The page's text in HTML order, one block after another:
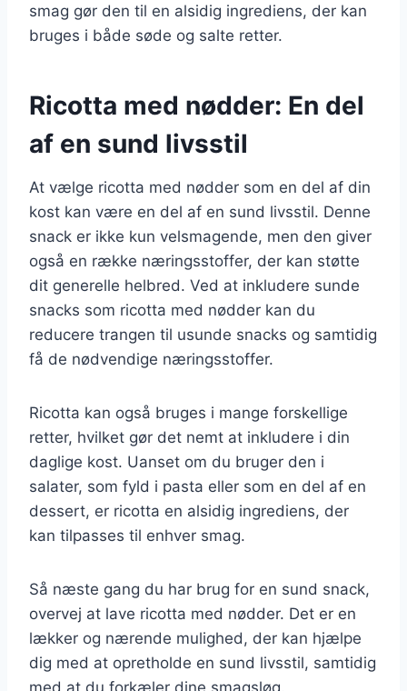
smag gør den til en alsidig ingrediens, der kan
bruges i både søde og salte retter.
Ricotta med nødder: En del
af en sund livsstil
At vælge ricotta med nødder som en del af din
kost kan være en del af en sund livsstil. Denne
snack er ikke kun velsmagende, men den giver
også en række næringsstoffer, der kan støtte
dit generelle helbred. Ved at inkludere sunde
snacks som ricotta med nødder kan du
reducere trangen til usunde snacks og samtidig
få de nødvendige næringsstoffer.
Ricotta kan også bruges i mange forskellige
retter, hvilket gør det nemt at inkludere i din
daglige kost. Uanset om du bruger den i
salater, som fyld i pasta eller som en del af en
dessert, er ricotta en alsidig ingrediens, der
kan tilpasses til enhver smag.
Så næste gang du har brug for en sund snack,
overvej at lave ricotta med nødder. Det er en
lækker og nærende mulighed, der kan hjælpe
dig med at opretholde en sund livsstil, samtidig
med at du forkæler dine smagsløg.